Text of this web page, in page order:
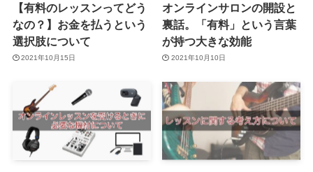
【有料のレッスンってどう
なの？】お金を払うという
選択肢について
2021年10月15日
オンラインサロンの開設と
裏話。「有料」という言葉
が持つ大きな効能
2021年10月10日